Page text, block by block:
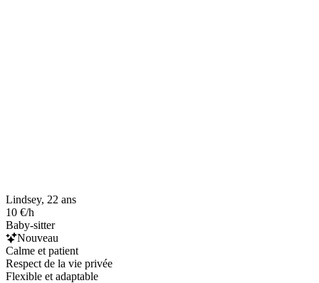
Lindsey, 22 ans
10 €/h
Baby-sitter
Nouveau
Calme et patient
Respect de la vie privée
Flexible et adaptable